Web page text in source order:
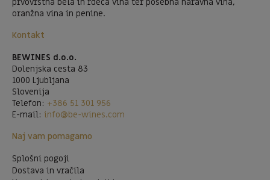
oranžna vina in penine.
Kontakt
BEWINES d.o.o.
Dolenjska cesta 83
1000 Ljubljana
Slovenija
Telefon: +386 51 301 956
E-mail: info@be-wines.com
Naj vam pomagamo
Splošni pogoji
Dostava in vračila